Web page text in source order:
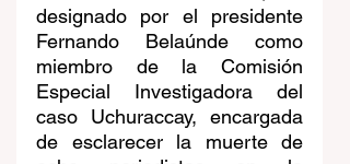
designado por el presidente
Fernando Belaúnde como
miembro de la Comisión
Especial Investigadora del
caso Uchuraccay, encargada
de esclarecer la muerte de